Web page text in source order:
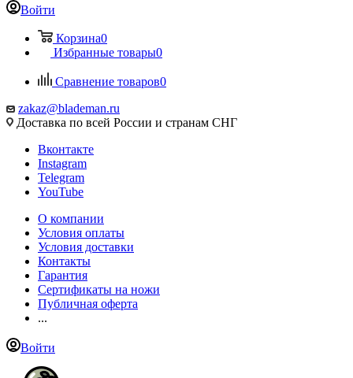
Войти
Корзина0
Избранные товары0
Сравнение товаров0
zakaz@blademan.ru
Доставка по всей России и странам СНГ
Вконтакте
Instagram
Telegram
YouTube
О компании
Условия оплаты
Условия доставки
Контакты
Гарантия
Сертификаты на ножи
Публичная оферта
...
Войти